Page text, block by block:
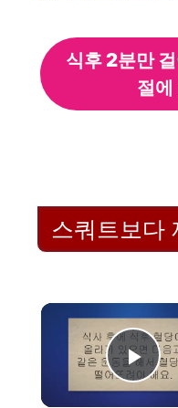
식후 2분만
절에
스쿼트보다